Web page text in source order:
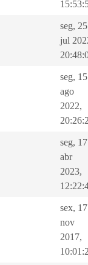
seg, 25
jul
seg, 15
ago
2022,
seg, 17
abr
2023,
sex, 17
nov
2017,